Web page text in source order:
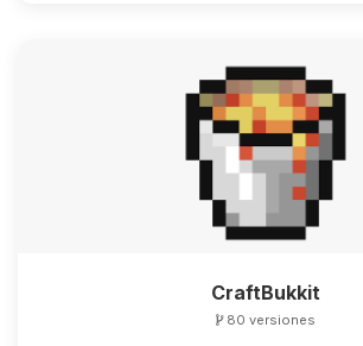
CraftBukkit
80 versiones